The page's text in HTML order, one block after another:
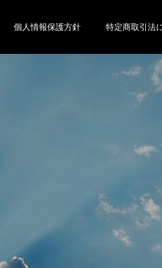
個人情報保護方針 特定商取引法